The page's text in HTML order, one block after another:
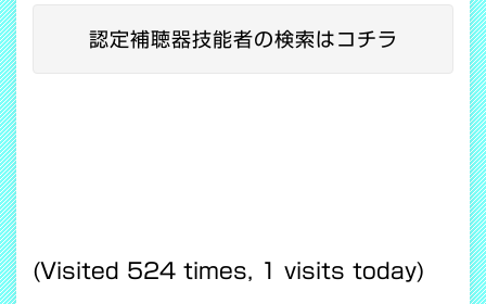
認定補聴器技能者の検索はコチラ
(Visited 524 times, 1 visits today)